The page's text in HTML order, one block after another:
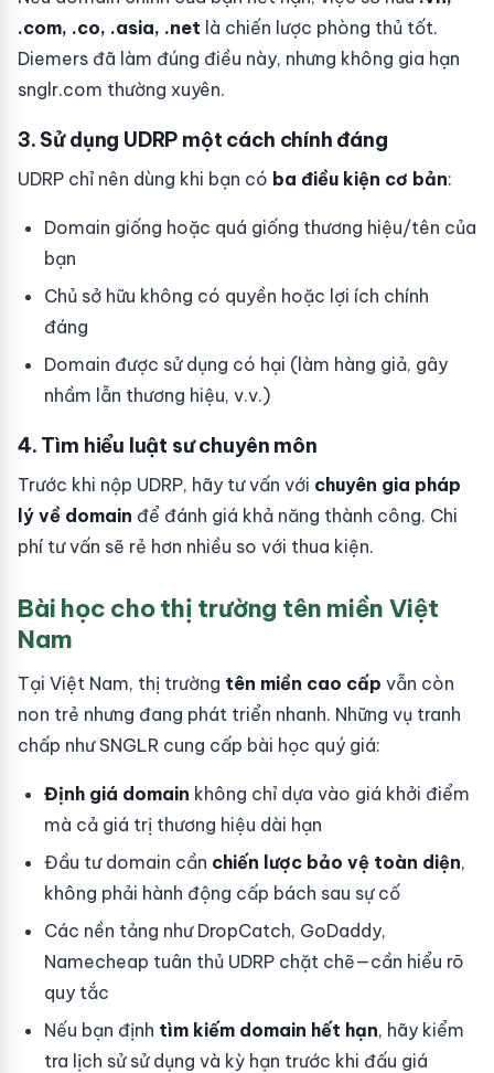
.com, .co, .asia, .net là chiến lược phòng thủ tốt.
Diemers đã làm đúng điều này, nhưng không gia hạn
snglr.com thường xuyên.
3. Sử dụng UDRP một cách chính đáng
UDRP chỉ nên dùng khi bạn có ba điều kiện cơ bản:
Domain giống hoặc quá giống thương hiệu/tên của
bạn
Chủ sở hữu không có quyền hoặc lợi ích chính
đáng
Domain được sử dụng có hại (làm hàng giả, gây
nhầm lẫn thương hiệu, v.v.)
4. Tìm hiểu luật sư chuyên môn
Trước khi nộp UDRP, hãy tư vấn với chuyên gia pháp
lý về domain để đánh giá khả năng thành công. Chi
phí tư vấn sẽ rẻ hơn nhiều so với thua kiện.
Bài học cho thị trường tên miền Việt
Nam
Tại Việt Nam, thị trường tên miền cao cấp vẫn còn
non trẻ nhưng đang phát triển nhanh. Những vụ tranh
chấp như SNGLR cung cấp bài học quý giá:
Định giá domain không chỉ dựa vào giá khởi điểm
mà cả giá trị thương hiệu dài hạn
Đầu tư domain cần chiến lược bảo vệ toàn diện,
không phải hành động cấp bách sau sự cố
Các nền tảng như DropCatch, GoDaddy,
Namecheap tuân thủ UDRP chặt chẽ—cần hiểu rõ
quy tắc
Nếu bạn định tìm kiếm domain hết hạn, hãy kiểm
tra lịch sử sử dụng và kỳ hạn trước khi đấu giá